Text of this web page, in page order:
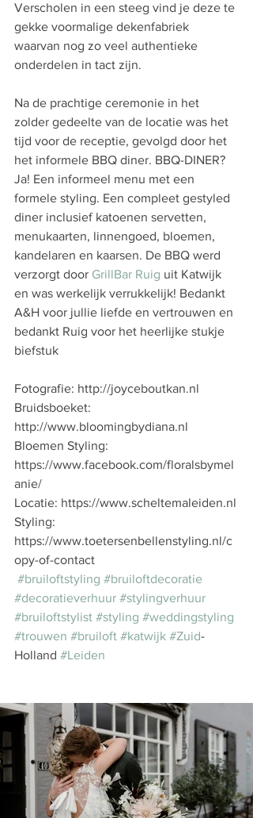
Verscholen in een steeg vind je deze te
gekke voormalige dekenfabriek
waarvan nog zo veel authentieke
onderdelen in tact zijn.
Na de prachtige ceremonie in het
zolder gedeelte van de locatie was het
tijd voor de receptie, gevolgd door het
het informele BBQ diner. BBQ-DINER?
Ja! Een informeel menu met een
formele styling. Een compleet gestyled
diner inclusief katoenen servetten,
menukaarten, linnengoed, bloemen,
kandelaren en kaarsen. De BBQ werd
verzorgt door GrillBar Ruig uit Katwijk
en was werkelijk verrukkelijk! Bedankt
A&H voor jullie liefde en vertrouwen en
bedankt Ruig voor het heerlijke stukje
biefstuk
Fotografie: http://joyceboutkan.nl
Bruidsboeket:
http://www.bloomingbydiana.nl
Bloemen Styling:
https://www.facebook.com/floralsbymel
anie/
Locatie: https://www.scheltemaleiden.nl
Styling:
https://www.toetersenbellenstyling.nl/c
opy-of-contact
#bruiloftstyling #bruiloftdecoratie
#decoratieverhuur #stylingverhuur
#bruiloftstylist #styling #weddingstyling
#trouwen #bruiloft #katwijk #Zuid-
Holland #Leiden